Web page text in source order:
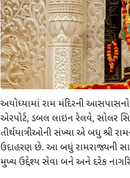
અયોધ્યામાં રામ મંદિરની
એરપોર્ટ, ડબલ લાઇન રેલવે, સોલર
તીર્થયાત્રીઓની સંખ્યા એ બધુ શ્રી
ઉદાહરણ છે. આ બધું રામરાજ્યની
મુખ્ય ઉદ્દેશ્ય સેવા બને અને દરેક